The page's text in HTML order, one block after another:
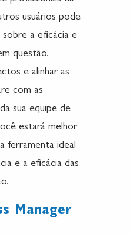
usuários pode
a eficácia e
questão.
e alinhar as
com as
sua equipe de
estará melhor
ferramenta ideal
e a eficácia das
Manager